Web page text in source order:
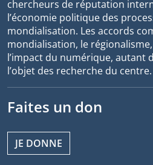
chercheurs de réputation
l’économie politique des
mondialisation. Les accords
mondialisation, le
l’impact du numérique, autant
l’objet des recherche du centre.
Faites un don
JE DONNE